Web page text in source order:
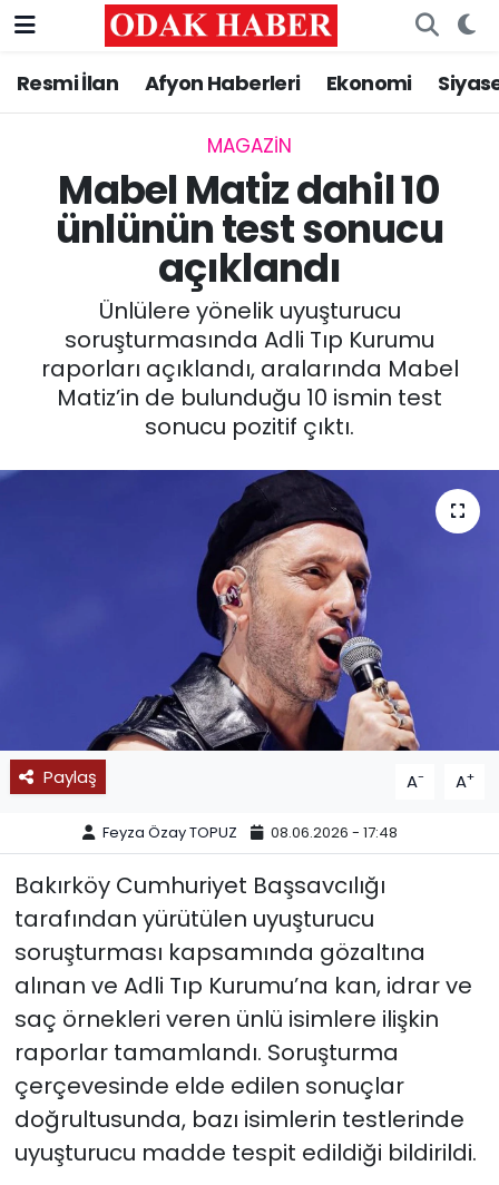
Resmi İlan Afyon Haberleri Ekonomi
MAGAZİN
Mabel Matiz dahil 10
ünlünün test sonucu
açıklandı
Ünlülere yönelik uyuşturucu
soruşturmasında Adli Tıp Kurumu
raporları açıklandı, aralarında Mabel
Matiz’in de bulunduğu 10 ismin test
sonucu pozitif çıktı.
Paylaş A- A+
Feyza Özay TOPUZ 08.06.2026 - 17:48
Bakırköy Cumhuriyet Başsavcılığı
tarafından yürütülen uyuşturucu
soruşturması kapsamında gözaltına
alınan ve Adli Tıp Kurumu’na kan, idrar ve
saç örnekleri veren ünlü isimlere ilişkin
raporlar tamamlandı. Soruşturma
çerçevesinde elde edilen sonuçlar
doğrultusunda, bazı isimlerin testlerinde
uyuşturucu madde tespit edildiği bildirildi.
AFYONKARAHİSAR HABERLERİ
ASAYİŞ
SİYASET
EĞİTİM
MAGAZİN
Nöbetçi Eczaneler
Trafik Durumu
Süper Lig Puan Durumu ve Fikstür
Tüm Manşetler
Son Dakika Haberleri
Haber Arşivi